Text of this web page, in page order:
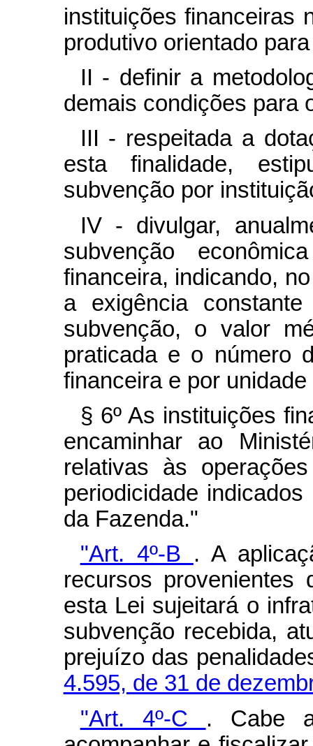
instituições financeiras
produtivo orientado
II - definir a
demais condições para
III - respeitada a
esta finalidade,
subvenção por
IV - divulgar,
subvenção
financeira, indicando,
a exigência
subvenção, o valor
praticada e o número
financeira e por
§ 6º As instituições
encaminhar ao
relativas às
periodicidade
da Fazenda."
"Art. 4º-B . A
recursos
esta Lei sujeitará o
subvenção recebida,
prejuízo das
4.595, de 31 de
"Art. 4º-C . Cabe